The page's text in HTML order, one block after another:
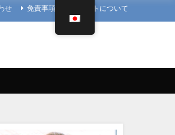
せ 免責事項 当サイトについて